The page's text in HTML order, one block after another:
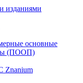
изданиями
основные
(ПООП)
Znanium